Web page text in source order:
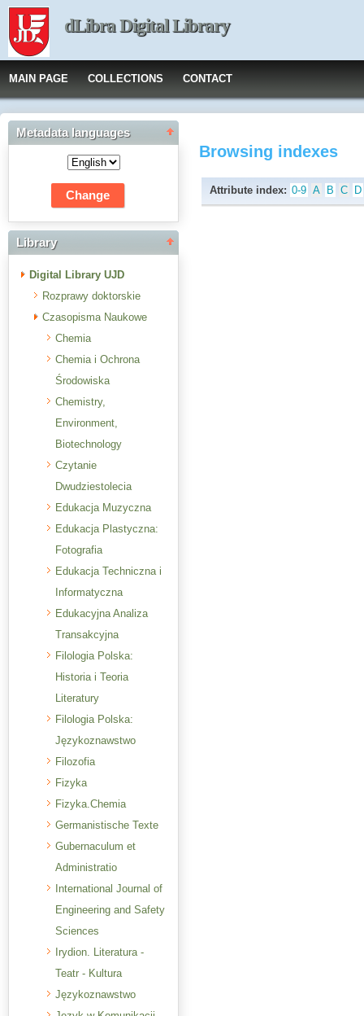
dLibra Digital Library
MAIN PAGE COLLECTIONS CONTACT
Metadata languages
Library
Digital Library UJD
Rozprawy doktorskie
Czasopisma Naukowe
Chemia
Chemia i Ochrona
Środowiska
Chemistry,
Environment,
Biotechnology
Czytanie
Dwudziestolecia
Edukacja Muzyczna
Edukacja Plastyczna:
Fotografia
Edukacja Techniczna i
Informatyczna
Edukacyjna Analiza
Transakcyjna
Filologia Polska:
Historia i Teoria
Literatury
Filologia Polska:
Językoznawstwo
Filozofia
Fizyka
Fizyka.Chemia
Germanistische Texte
Gubernaculum et
Administratio
International Journal of
Engineering and Safety
Sciences
Irydion. Literatura -
Teatr - Kultura
Językoznawstwo
Browsing indexes
Attribute index: 0-9 A B C D